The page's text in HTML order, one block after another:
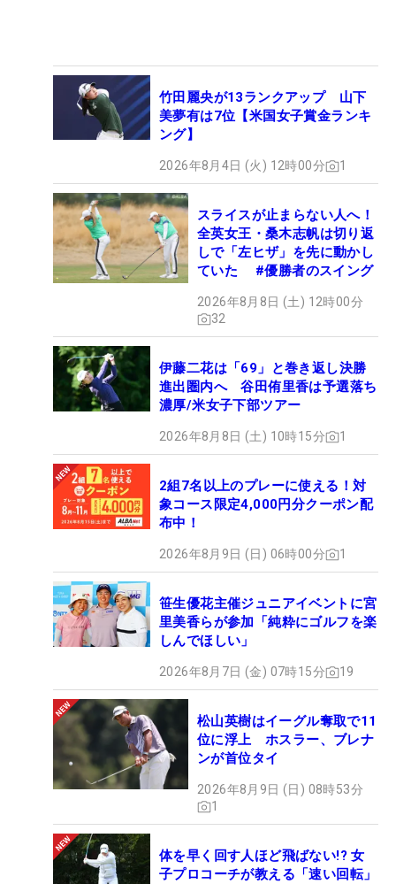
竹田麗央が13ランクアップ 山下
美夢有は7位【米国女子賞金ランキ
ング】
2026年8月4日 (火) 12時00分 1
スライスが止まらない人へ！
全英女王・桑木志帆は切り返
しで「左ヒザ」を先に動かし
ていた #優勝者のスイング
2026年8月8日 (土) 12時00分
32
伊藤二花は「69」と巻き返し決勝
進出圏内へ 谷田侑里香は予選落ち
濃厚/米女子下部ツアー
2026年8月8日 (土) 10時15分 1
2組7名以上のプレーに使える！対
象コース限定4,000円分クーポン配
布中！
2026年8月9日 (日) 06時00分 1
笹生優花主催ジュニアイベントに宮
里美香らが参加「純粋にゴルフを楽
しんでほしい」
2026年8月7日 (金) 07時15分 19
松山英樹はイーグル奪取で11
位に浮上 ホスラー、ブレナ
ンが首位タイ
2026年8月9日 (日) 08時53分
1
体を早く回す人ほど飛ばない!? 女
子プロコーチが教える「速い回転」